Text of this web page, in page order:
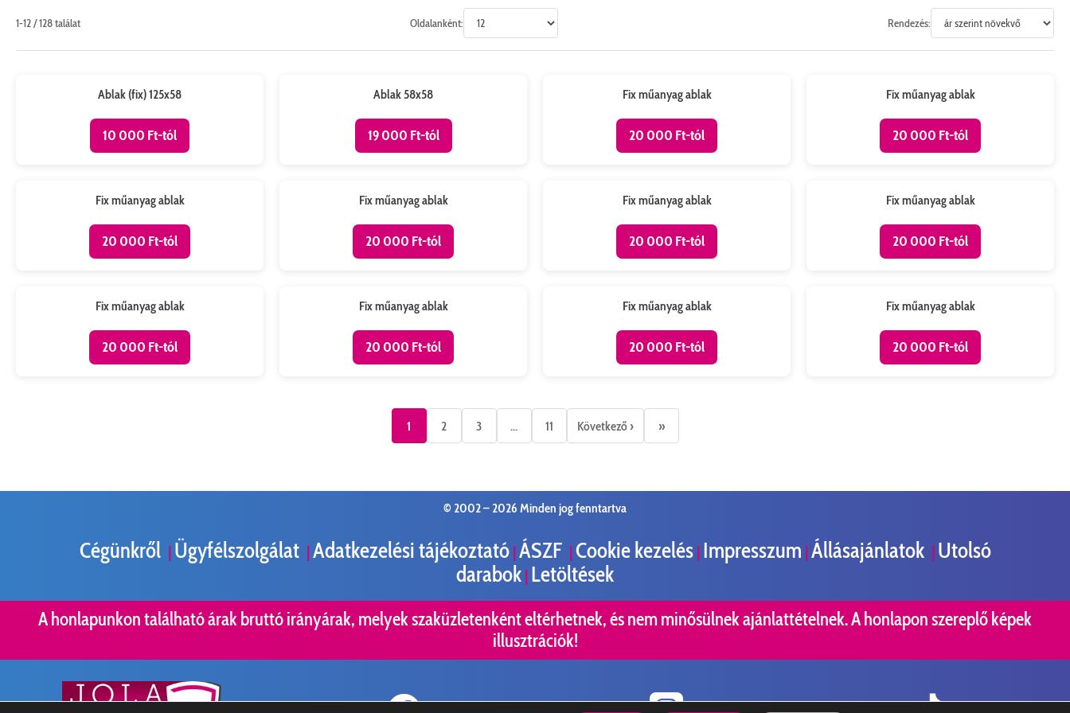
1-12 / 128 találat Oldalanként: Rendezés:
Ablak (fix) 125x58
10 000 Ft-tól
Ablak 58x58
19 000 Ft-tól
Megtalálható: Szigetszentmiklós
Fix műanyag ablak
20 000 Ft-tól
Megtalálható: Szigetszentmiklós
Fix műanyag ablak
20 000 Ft-tól
Megtalálható: Szigetszentmiklós
Fix műanyag ablak
20 000 Ft-tól
Megtalálható: Szigetszentmiklós
Fix műanyag ablak
20 000 Ft-tól
Megtalálható: Szigetszentmiklós
Fix műanyag ablak
20 000 Ft-tól
Megtalálható: Szigetszentmiklós
Fix műanyag ablak
20 000 Ft-tól
Megtalálható: Szigetszentmiklós
Fix műanyag ablak
20 000 Ft-tól
Megtalálható: Szigetszentmiklós
Fix műanyag ablak
20 000 Ft-tól
Megtalálható: Szigetszentmiklós
Fix műanyag ablak
20 000 Ft-tól
Megtalálható: Szigetszentmiklós
Fix műanyag ablak
20 000 Ft-tól
1 2 3 ... 11 Következő › »
© 2002 – 2026 Minden jog fenntartva
Cégünkről | Ügyfélszolgálat |Adatkezelési tájékoztató|ÁSZF |Cookie kezelés| Impresszum |Állásajánlatok | Utolsó
darabok | Letöltések
A honlapunkon található árak bruttó irányárak, melyek szaküzletenként eltérhetnek, és nem minősülnek ajánlattételnek. A honlapon szereplő képek
illusztrációk!